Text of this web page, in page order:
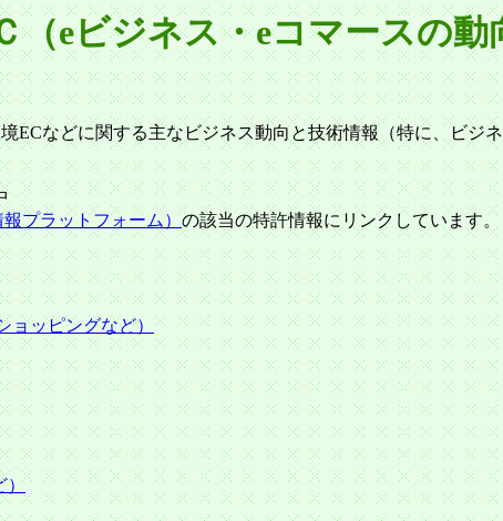
（eビジネス・eコマースの動
などに関する主なビジネス動向と技術情報（特に、ビジ
報プラットフォーム）の該当の特許情報にリンクしています。
ョッピングなど）
）